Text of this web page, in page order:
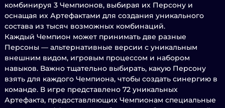
комбинируя 3 Чемпионов, выбирая их Персону и
оснащая их Артефактами для создания уникального
состава из тысяч возможных комбинаций.
Каждый Чемпион может принимать две разные
Персоны — альтернативные версии с уникальным
внешним видом, игровым процессом и набором
навыков. Важно тщательно выбирать, какую Персону
взять для каждого Чемпиона, чтобы создать синергию в
команде. В игре представлено 72 уникальных
Артефакта, предоставляющих Чемпионам специальные